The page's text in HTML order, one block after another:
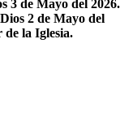
3 de Mayo del 2026.
2 de Mayo del
la Iglesia.